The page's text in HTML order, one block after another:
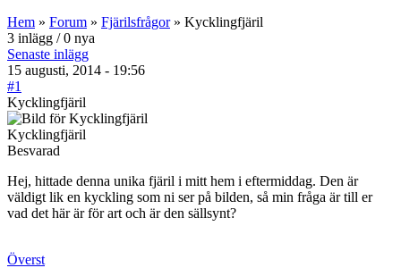
Hem » Forum » Fjärilsfrågor» Kycklingfjäril
3 inlägg / 0 nya
Senaste inlägg
15 augusti, 2014 - 19:56
#1
Kycklingfjäril
Kycklingfjäril
Besvarad
Hej, hittade denna unika fjäril i mitt hem i eftermiddag. Den är
väldigt lik en kyckling som ni ser på bilden, så min fråga är till er
vad det här är för art och är den sällsynt?
Överst